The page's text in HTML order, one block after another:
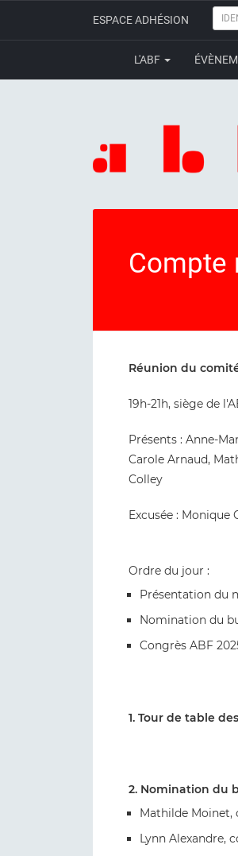
ESPACE ADHÉSION
L'ABF
Compte
Réunion du
19h-21h, siège de
Présents : Anne-
Carole Arnaud,
Colley
Excusée : Monique
Ordre du jour :
Présentation du
Nomination du
Congrès ABF
1. Tour de table
2. Nomination du
Mathilde Moinet,
Lynn Alexandre,